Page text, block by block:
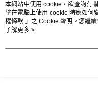
熱門標籤
本網站中使用 cookie，欲查詢有
望在電腦上使用 cookie 時應如何
權條款 」之 Cookie 聲明。您繼
用條款之 Cookie 聲明使用 cookie
了解更多 >